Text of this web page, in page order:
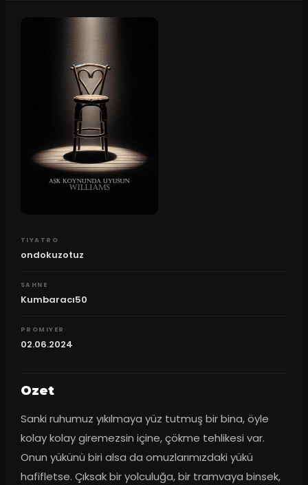
TIYATRO
ondokuzotuz
SAHNE
Kumbaracı50
PROMIYER
02.06.2024
Ozet
Sanki ruhumuz yıkılmaya yüz tutmuş bir bina, öyle
kolay kolay giremezsin içine, çökme tehlikesi var.
Onun yükünü biri alsa da omuzlarımızdaki yükü
hafifletse. Çıksak bir yolculuğa, bir tramvaya binsek,